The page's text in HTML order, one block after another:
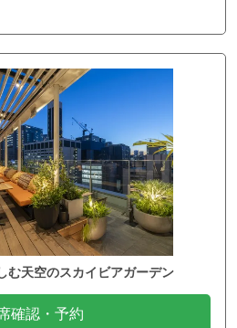
む天空のスカイビアガーデン
確認・予約